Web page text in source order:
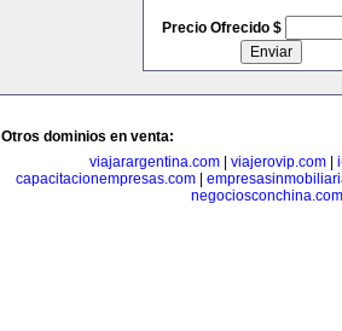
Precio Ofrecido $
Otros dominios en venta:
viajarargentina.com| viajerovip.com|
capacitacionempresas.com|
negociosconchina.com